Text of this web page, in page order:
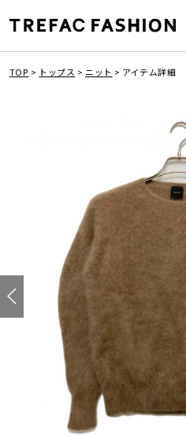
TOP > トップス > ニット > アイテム詳細